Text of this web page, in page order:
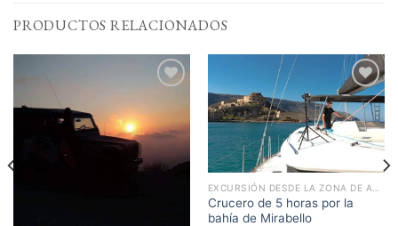
PRODUCTOS RELACIONADOS
Add to
Wishlist
Add to
Wishlist
Crucero de 5 horas por la
bahía de Mirabello